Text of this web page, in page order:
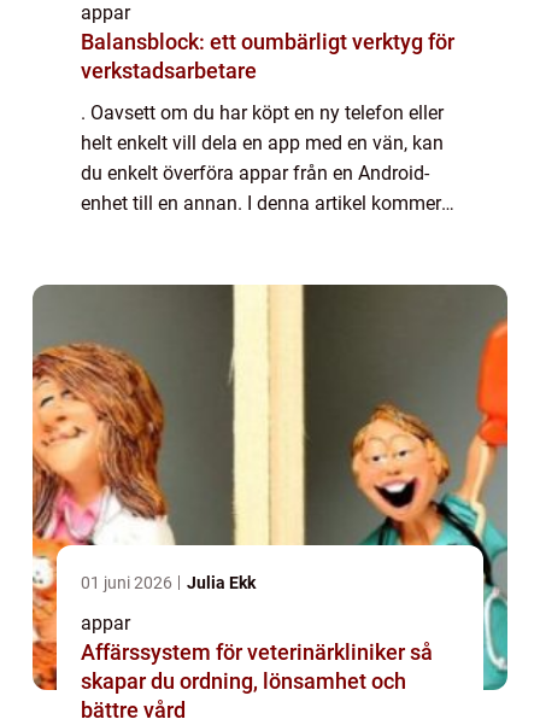
appar
Balansblock: ett oumbärligt verktyg för
verkstadsarbetare
. Oavsett om du har köpt en ny telefon eller
helt enkelt vill dela en app med en vän, kan
du enkelt överföra appar från en Android-
enhet till en annan. I denna artikel kommer
01 juni 2026 Julia Ekk
appar
Affärssystem för veterinärkliniker så
skapar du ordning, lönsamhet och
bättre vård